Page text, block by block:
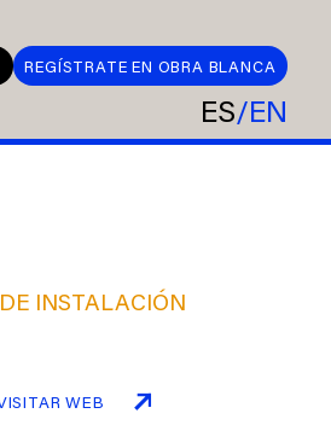
REGÍSTRATE EN OBRA BLANCA
ES EN
INSTALACIÓN
WEB